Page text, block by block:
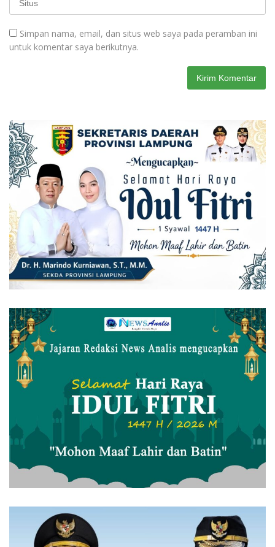
Simpan nama, email, dan situs web saya pada peramban ini
untuk komentar saya berikutnya.